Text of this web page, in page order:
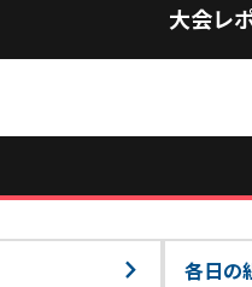
大会レ
各日の